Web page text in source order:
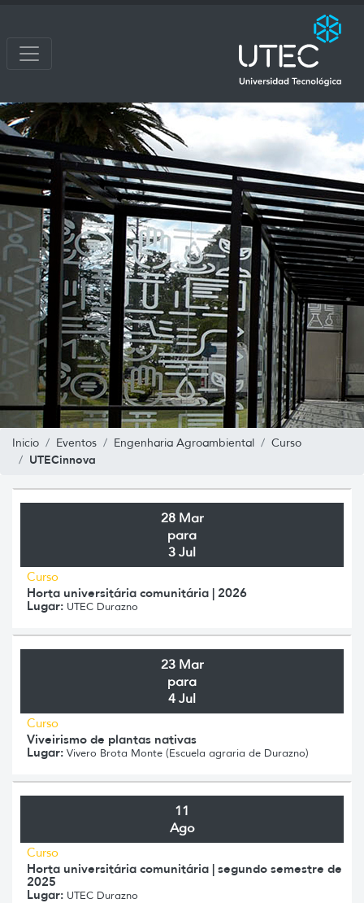
Inicio Eventos Engenharia Agroambiental Curso
UTECinnova
28 Mar
para
3 Jul
Curso
Horta universitária comunitária | 2026
Lugar: UTEC Durazno
23 Mar
para
4 Jul
Curso
Viveirismo de plantas nativas
Lugar: Vivero Brota Monte (Escuela agraria de Durazno)
11
Ago
Curso
Horta universitária comunitária | segundo semestre de
2025
Lugar: UTEC Durazno